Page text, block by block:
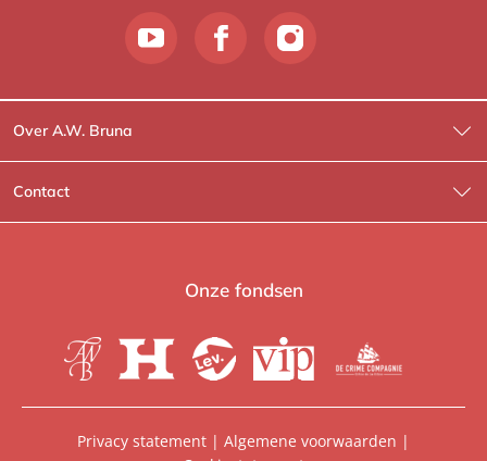
Over A.W. Bruna
Wat wij doen
Wie is Wie?
Heartbeat
Contact
Contactinformatie
Voor de boekhandels
Onze fondsen
Privacy statement | Algemene voorwaarden |